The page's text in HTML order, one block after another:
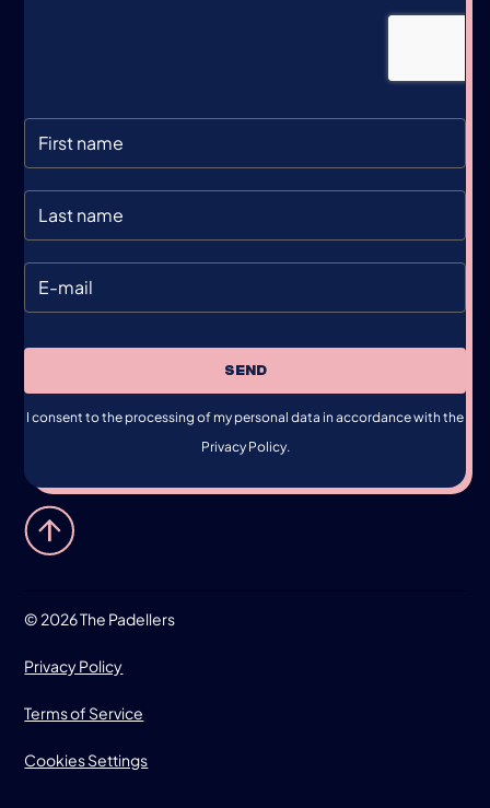
SEND
I consent to the processing of my personal data in accordance with the
Privacy Policy.
© 2026 The Padellers
Privacy Policy
Terms of Service
Cookies Settings